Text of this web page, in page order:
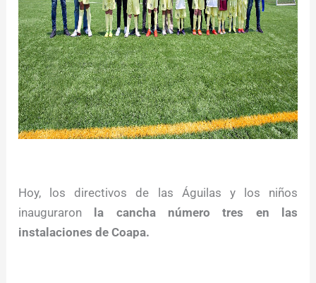
Hoy, los directivos de las Águilas y los niños
inauguraron
la cancha número tres en las
instalaciones de Coapa.